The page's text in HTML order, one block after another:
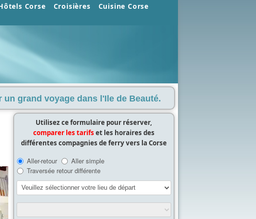
Corse Croisières
Cuisine Corse
grand voyage dans l'Ile de Beauté.
Utilisez ce formulaire pour réserver,
comparer les tarifs et les horaires des
différentes compagnies de ferry vers la Corse